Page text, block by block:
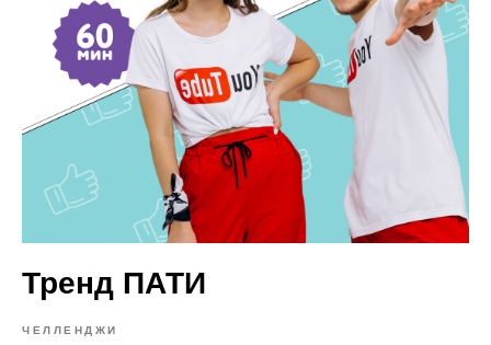
Тренд ПАТИ
ЧЕЛЛЕНДЖИ